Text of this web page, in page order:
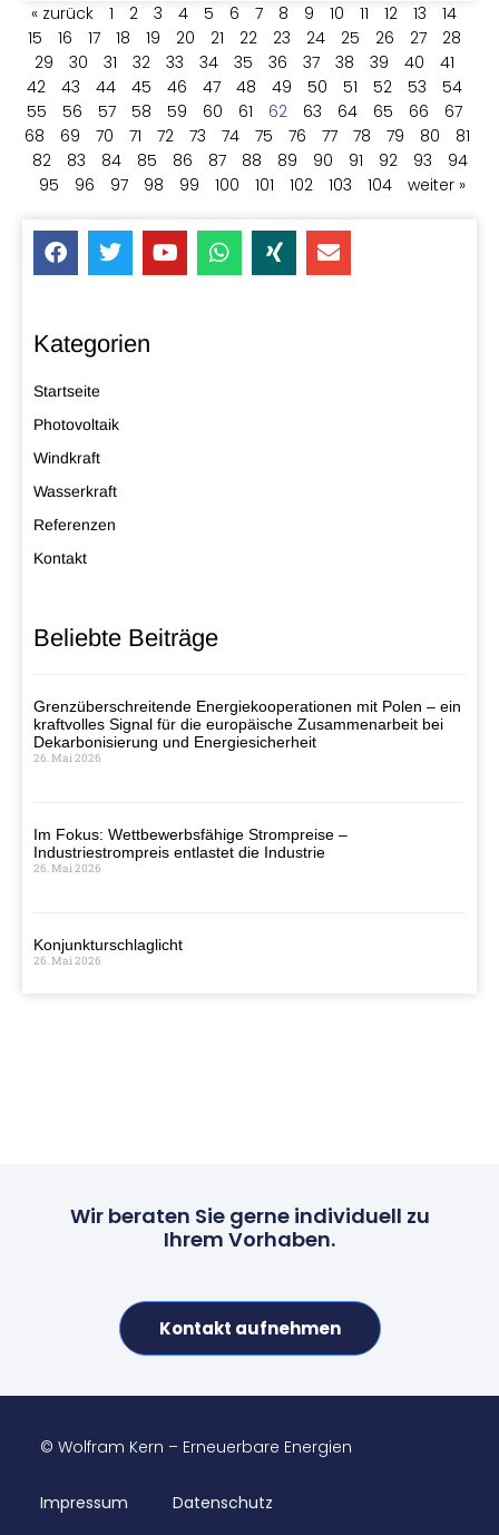
« zurück 1 2 3 4 5 6 7 8 9 10 11 12 13
14
15
16 17 18 19 20 21 22 23 24 25 26 27
28
29
30 31 32 33 34 35 36 37 38 39 40
41
42
43 44 45 46 47 48 49 50 51 52 53
54
55
56 57 58 59 60 61 62 63 64 65 66
67
68
69 70 71 72 73 74 75 76 77 78 79 80
81
82
83 84 85 86 87 88 89 90 91 92 93
94
95
96 97 98 99 100 101 102 103 104 weiter »
Kategorien
Startseite
Photovoltaik
Windkraft
Wasserkraft
Referenzen
Kontakt
Beliebte Beiträge
Grenzüberschreitende Energiekooperationen mit Polen – ein
kraftvolles Signal für die europäische Zusammenarbeit bei
Dekarbonisierung und Energiesicherheit
26. Mai 2026
Im Fokus: Wettbewerbsfähige Strompreise –
Industriestrompreis entlastet die Industrie
26. Mai 2026
Konjunkturschlaglicht
26. Mai 2026
Wir beraten Sie gerne individuell zu
Ihrem Vorhaben.
Kontakt aufnehmen
© Wolfram Kern – Erneuerbare Energien
Impressum Datenschutz